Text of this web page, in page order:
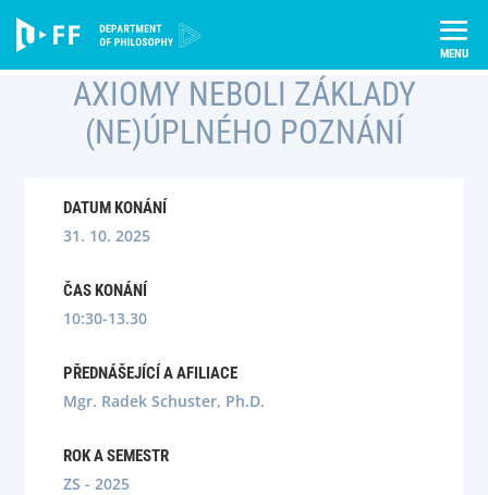
content
Semináře
Axiomy neboli základy (ne)úplného poznání
AXIOMY NEBOLI ZÁKLADY
(NE)ÚPLNÉHO POZNÁNÍ
DATUM KONÁNÍ
31. 10. 2025
ČAS KONÁNÍ
10:30-13.30
PŘEDNÁŠEJÍCÍ A AFILIACE
Mgr. Radek Schuster, Ph.D.
ROK A SEMESTR
ZS - 2025